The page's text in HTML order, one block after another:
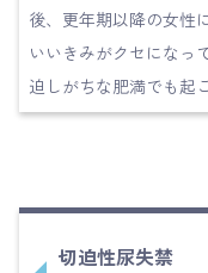
後、更年期以降の女性
いいきみがクセになっ
迫しがちな肥満でも起
切迫性尿失禁